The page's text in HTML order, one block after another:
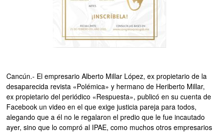
Cancún.- El empresario Alberto Millar López, ex propietario de la
desaparecida revista «Polémica» y hermano de Heriberto Millar,
ex propietario del periódico «Respuesta», publicó en su cuenta de
Facebook un video en el que exige justicia pareja para todos,
alegando que a él no le regalaron el predio que le fue incautado
ayer, sino que lo compró al IPAE, como muchos otros empresarios